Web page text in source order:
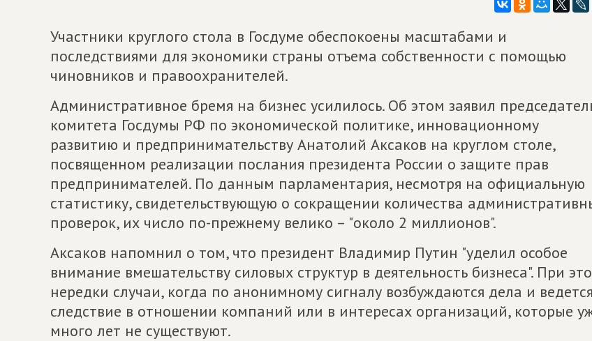
Участники круглого стола в Госдуме обеспокоены масштабами и
последствиями для экономики страны отъема собственности с помощью
чиновников и правоохранителей.
Административное бремя на бизнес усилилось. Об этом заявил
комитета Госдумы РФ по экономической политике, инновационному
развитию и предпринимательству Анатолий Аксаков на круглом столе,
посвященном реализации послания президента России о защите прав
предпринимателей. По данным парламентария, несмотря на официальную
статистику, свидетельствующую о сокращении количества
проверок, их число по-прежнему велико – "около 2 миллионов".
Аксаков напомнил о том, что президент Владимир Путин "уделил особое
внимание вмешательству силовых структур в деятельность бизнеса". При
нередки случаи, когда по анонимному сигналу возбуждаются дела и ведется
следствие в отношении компаний или в интересах организаций, которые
много лет не существуют.